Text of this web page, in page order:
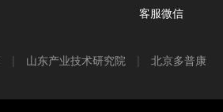
客服微信
| 山东产业技术研究院 |
北京多普康